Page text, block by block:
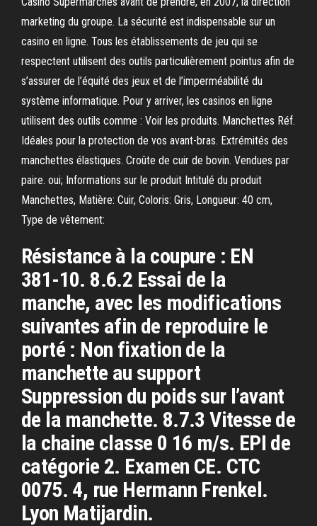
marketing du groupe. La sécurité est indispensable sur un
casino en ligne. Tous les établissements de jeu qui se
respectent utilisent des outils particulièrement pointus afin de
s’assurer de l’équité des jeux et de l’imperméabilité du
système informatique. Pour y arriver, les casinos en ligne
utilisent des outils comme : Voir les produits. Manchettes Réf.
Idéales pour la protection de vos avant-bras. Extrémités des
manchettes élastiques. Croûte de cuir de bovin. Vendues par
paire. oui; Informations sur le produit Intitulé du produit
Manchettes, Matière: Cuir, Coloris: Gris, Longueur: 40 cm,
Type de vêtement:
Résistance à la coupure : EN
381-10. 8.6.2 Essai de la
manche, avec les modifications
suivantes afin de reproduire le
porté : Non fixation de la
manchette au support
Suppression du poids sur l’avant
de la manchette. 8.7.3 Vitesse de
la chaine classe 0 16 m/s. EPI de
catégorie 2. Examen CE. CTC
0075. 4, rue Hermann Frenkel.
Lyon Matijardin.